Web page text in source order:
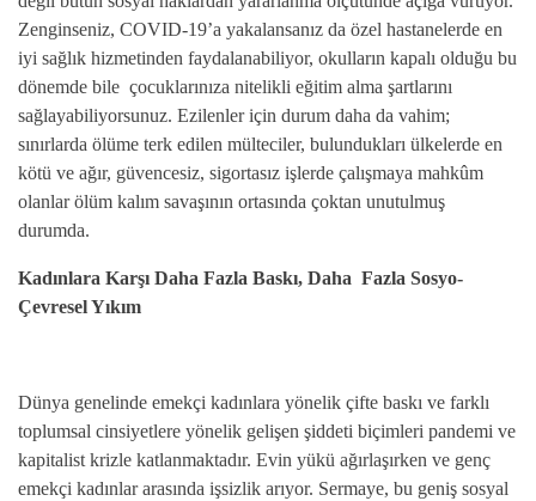
Zenginseniz, COVID-19’a yakalansanız da özel hastanelerde en
iyi sağlık hizmetinden faydalanabiliyor, okulların kapalı olduğu bu
dönemde bile çocuklarınıza nitelikli eğitim alma şartlarını
sağlayabiliyorsunuz. Ezilenler için durum daha da vahim;
sınırlarda ölüme terk edilen mülteciler, bulundukları ülkelerde en
kötü ve ağır, güvencesiz, sigortasız işlerde çalışmaya mahkûm
olanlar ölüm kalım savaşının ortasında çoktan unutulmuş
durumda.
Kadınlara Karşı Daha Fazla Baskı, Daha Fazla Sosyo-
Çevresel Yıkım
Dünya genelinde emekçi kadınlara yönelik çifte baskı ve farklı
toplumsal cinsiyetlere yönelik gelişen şiddeti biçimleri pandemi ve
kapitalist krizle katlanmaktadır. Evin yükü ağırlaşırken ve genç
emekçi kadınlar arasında işsizlik arıyor. Sermaye, bu geniş sosyal